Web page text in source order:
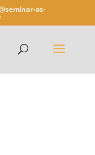
os-